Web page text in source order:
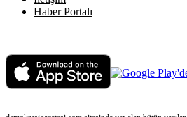
Haber Portalı